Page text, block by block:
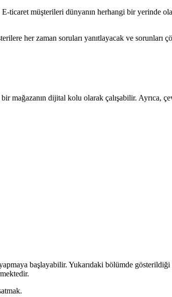
E-ticaret müşterileri dünyanın herhangi bir yerinde
her zaman soruları yanıtlayacak ve
mağazanın dijital kolu olarak çalışabilir. Ayrıca,
başlayabilir. Yukarıdaki bölümde